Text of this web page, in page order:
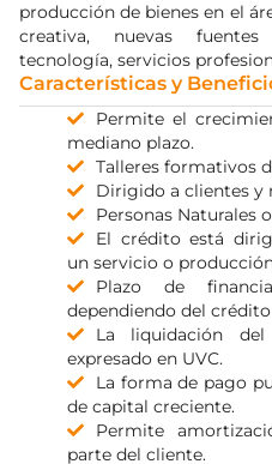
producción de bienes en el
creativa, nuevas
tecnología, servicios
Características y
Permite el
mediano plazo.
Talleres formativos
Dirigido a clientes y
Personas Naturales
El crédito está
un servicio o
Plazo de
dependiendo del
La liquidación
expresado en UVC.
La forma de pago
de capital creciente.
Permite
parte del cliente.